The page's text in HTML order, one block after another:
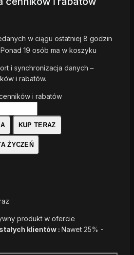
w ciągu ostatniej 8 godzin
19 osób ma w koszyku
i synchronizacja danych –
i rabatów.
i rabatów
KUP TERAZ
ŻYCZEŃ
produkt w ofercie
klientów : Nawet 25% -